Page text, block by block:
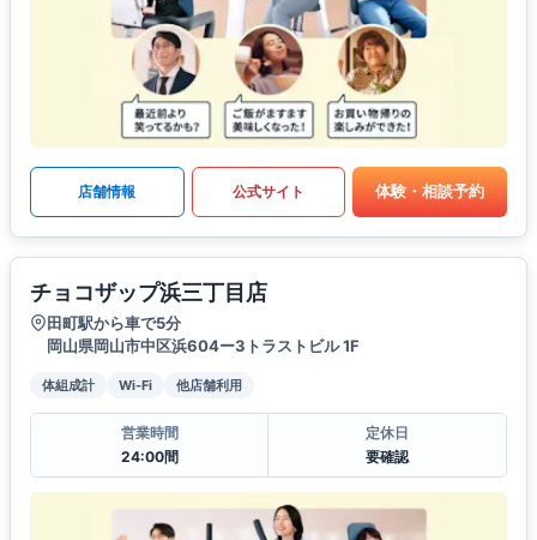
店舗情報 公式サイト 体験・相談予約
チョコザップ浜三丁目店
田町駅から車で5分
岡山県岡山市中区浜604ー3トラストビル 1F
体組成計 Wi-Fi 他店舗利用
営業時間
24:00間
定休日
要確認